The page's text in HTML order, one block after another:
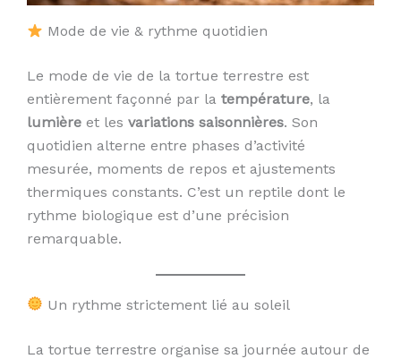
Mode de vie & rythme quotidien
Le mode de vie de la tortue terrestre est
entièrement façonné par la température, la
lumière et les variations saisonnières. Son
quotidien alterne entre phases d’activité
mesurée, moments de repos et ajustements
thermiques constants. C’est un reptile dont le
rythme biologique est d’une précision
remarquable.
Un rythme strictement lié au soleil
La tortue terrestre organise sa journée autour de